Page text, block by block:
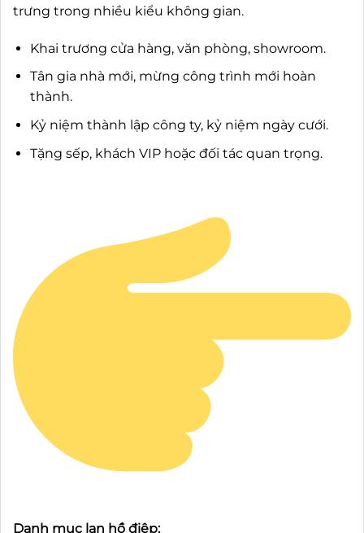
trưng trong nhiều kiểu không gian.
Khai trương cửa hàng, văn phòng, showroom.
Tân gia nhà mới, mừng công trình mới hoàn
thành.
Kỷ niệm thành lập công ty, kỷ niệm ngày cưới.
Tặng sếp, khách VIP hoặc đối tác quan trọng.
Danh mục lan hồ điệp: